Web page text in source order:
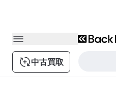
中古買取